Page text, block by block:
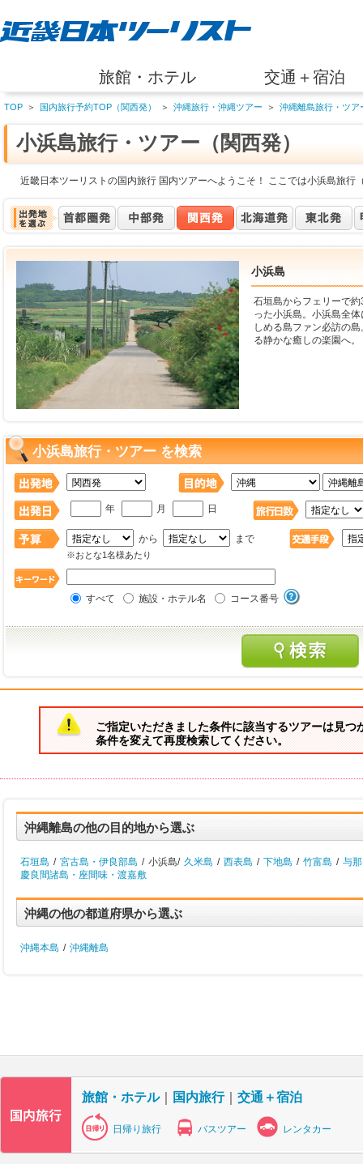
旅館・ホテル 交通＋宿泊
TOP ＞ 国内旅行予約TOP（関西発） ＞ 沖縄旅行・沖縄ツアー ＞ 沖縄離島旅行・ツア
小浜島旅行・ツアー（関西発）
近畿日本ツーリストの国内旅行 国内ツアーへようこそ！ ここでは小浜島旅行
小浜島
石垣島からフェリーで
った小浜島。小浜島全
しめる島ファン必訪の
る静かな癒しの楽園へ。
小浜島旅行・ツアー を検索
年 月 日
から まで
※おとな1名様あたり
すべて 施設・ホテル名 コース番号
ご指定いただきました条件に該当するツアーは見つ
条件を変えて再度検索してください。
沖縄離島の他の目的地から選ぶ
石垣島 / 宮古島・伊良部島 / 小浜島/ 久米島 / 西表島 / 下地島 / 竹富島 / 与
慶良間諸島・座間味・渡嘉敷
沖縄の他の都道府県から選ぶ
沖縄本島 / 沖縄離島
旅館・ホテル｜ 国内旅行｜ 交通＋宿泊
日帰り旅行 バスツアー レンタカー